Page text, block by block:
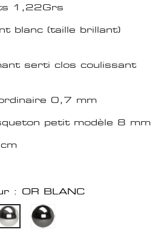
1,22Grs
blanc (taille brillant)
serti clos coulissant
0,7 mm
petit modèle 8 mm
: OR BLANC